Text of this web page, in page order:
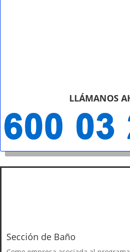
LLÁMANOS
Sección de Baño